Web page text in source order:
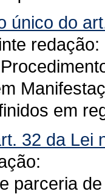
único do
redação:
em
32 da Lei
parceria